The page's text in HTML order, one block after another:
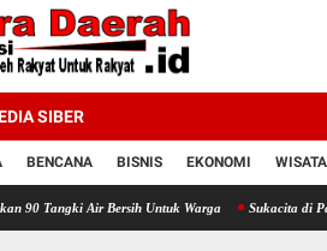
SIBER
BENCANA BISNIS EKONOMI WISATA
Bersih Untuk Warga Sukacita di Panti Yatim